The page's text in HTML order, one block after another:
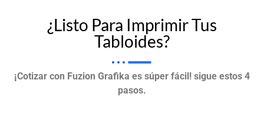
¿Listo Para Imprimir Tus
Tabloides?
¡Cotizar con Fuzion Grafika es súper fácil! sigue estos 4
pasos.